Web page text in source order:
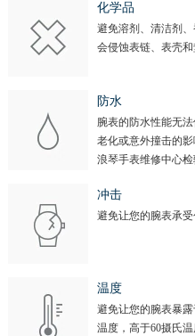
化学品
避免溶剂、清洁剂
会侵蚀表链、表壳和
防水
腕表的防水性能无
老化或意外撞击的
浪琴手表维修中心检
冲击
避免让您的腕表承受
温度
避免让您的腕表暴
温度，高于60摄氏温